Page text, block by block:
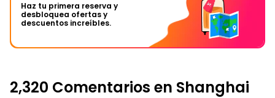
Haz tu primera reserva y
desbloquea ofertas y
descuentos increíbles.
2,320 Comentarios en Shanghai